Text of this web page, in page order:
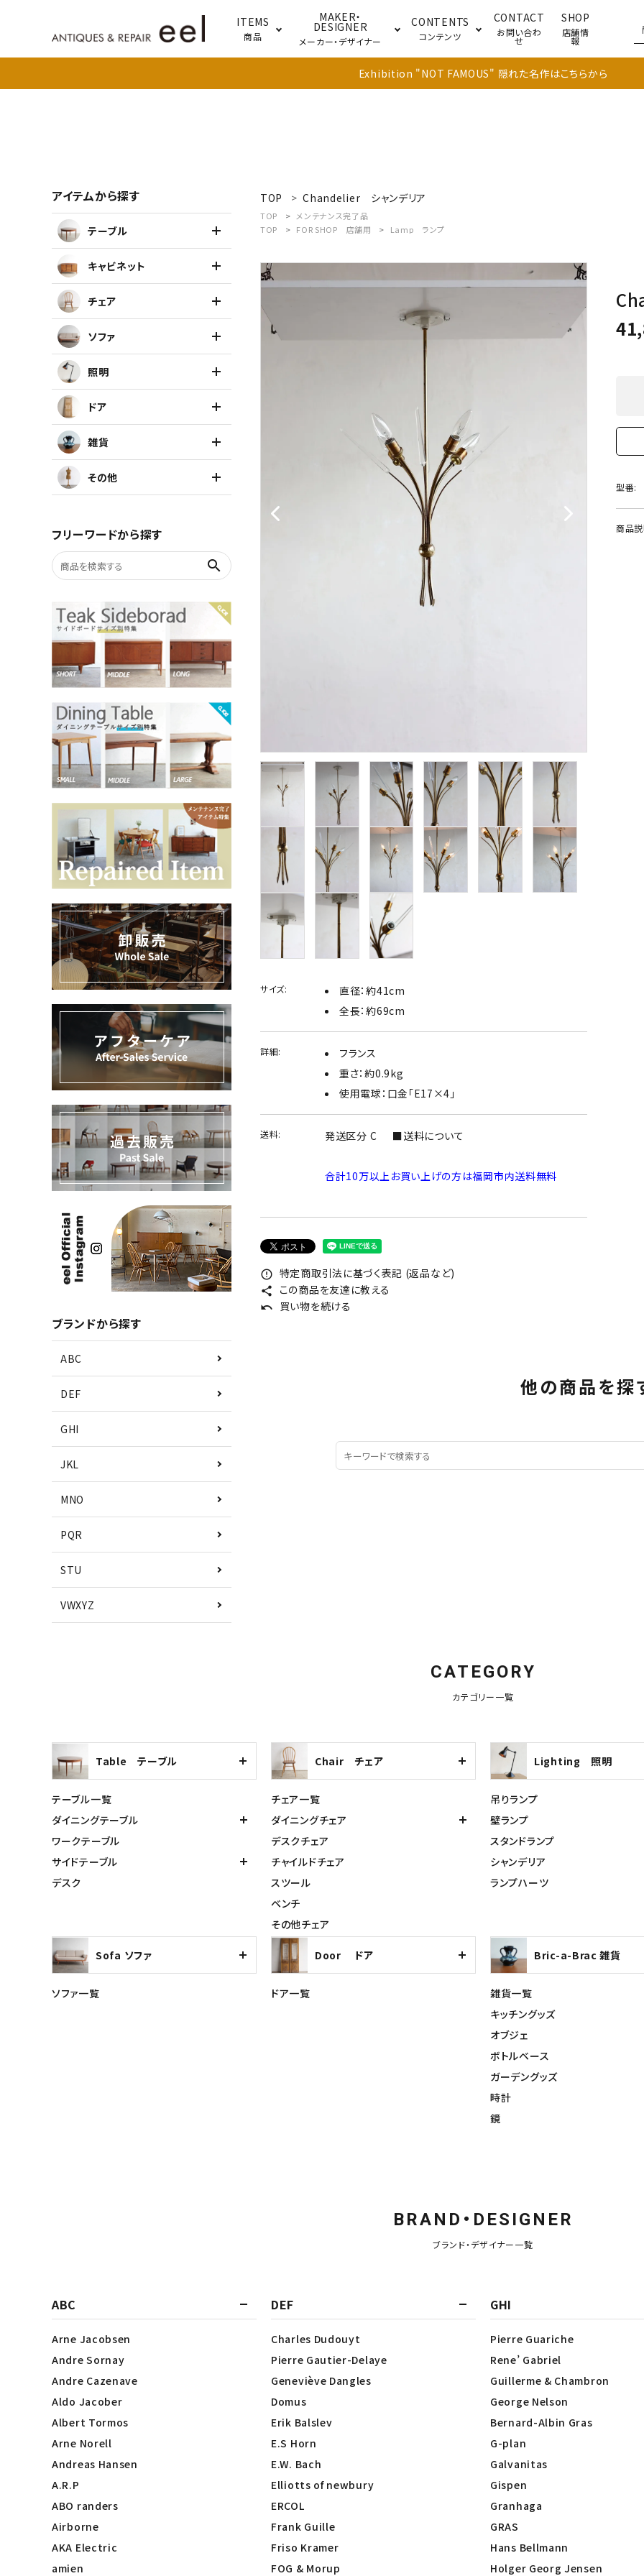
ITEMS
商品
MAKER・
DESIGNER
メーカー・デザイナー
CONTENTS
コンテンツ
CONTACT
お問い合わ
せ
SHOP
店舗情
報
Exhibition "NOT FAMOUS" 隠れた名作はこちらから
アイテムを探す
テーブル
キャビネット
チェア
ソファ
照明
雑貨
お気に入りリスト
デザイナーまとめ
メンテナンスについて
ギャラリー・シーン
納品事例
エキシビジョン・展示会
ACCOUNT MENU
ようこそ ゲスト 様
ログイン person 新規会員登録
TOP Chandelier シャンデリア
TOP
メンテナンス完了品
TOP
FOR SHOP 店舗用 Lamp ランプ
サイズ:
直径：約41cm
全長：約69cm
詳細:
フランス
重さ：約0.9kg
使用電球：口金「E17×4」
送料: 発送区分 C ■送料について
合計10万以上お買い上げの方は福岡市内送料無料
error_outline 特定商取引法に基づく表記 (返品など)
share この商品を友達に教える
undo 買い物を続ける
型番:
商品
他の商品を探
アイテムから探す
テーブル
キャビネット
チェア
ソファ
照明
ドア
雑貨
その他
フリーワードから探す
search
ブランドから探す
ABC
DEF
GHI
JKL
MNO
PQR
STU
VWXYZ
CATEGORY
カテゴリー一覧
Table テーブル
テーブル一覧
ダイニングテーブル
ワークテーブル
サイドテーブル
デスク
Chair チェア
チェア一覧
ダイニングチェア
デスクチェア
チャイルドチェア
スツール
ベンチ
その他チェア
Lighting 照明
吊りランプ
壁ランプ
スタンドランプ
シャンデリア
ランプハーツ
Sofa ソファ
ソファ一覧
Door ドア
ドア一覧
Bric-a-Brac 雑貨
雑貨一覧
キッチングッズ
オブジェ
ボトルベース
ガーデングッズ
時計
鏡
BRAND・DESIGNER
ブランド・デザイナー一覧
ABC
Arne Jacobsen
Andre Sornay
Andre Cazenave
Aldo Jacober
Albert Tormos
Arne Norell
Andreas Hansen
A.R.P
ABO randers
Airborne
AKA Electric
amien
DEF
Charles Dudouyt
Pierre Gautier-Delaye
Geneviève Dangles
Domus
Erik Balslev
E.S Horn
E.W. Bach
Elliotts of newbury
ERCOL
Frank Guille
Friso Kramer
FOG & Morup
GHI
Pierre Guariche
Rene’ Gabriel
Guillerme & Chambron
George Nelson
Bernard-Albin Gras
G-plan
Galvanitas
Gispen
Granhaga
GRAS
Hans Bellmann
Holger Georg Jensen